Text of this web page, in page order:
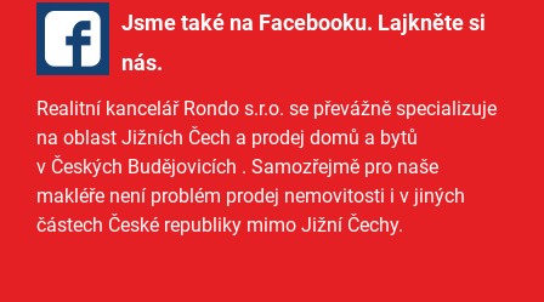
Jsme také na Facebooku. Lajkněte si
nás.
Realitní kancelář Rondo s.r.o. se převážně specializuje
na oblast Jižních Čech a prodej domů a bytů
v Českých Budějovicích . Samozřejmě pro naše
makléře není problém prodej nemovitosti i v jiných
částech České republiky mimo Jižní Čechy.